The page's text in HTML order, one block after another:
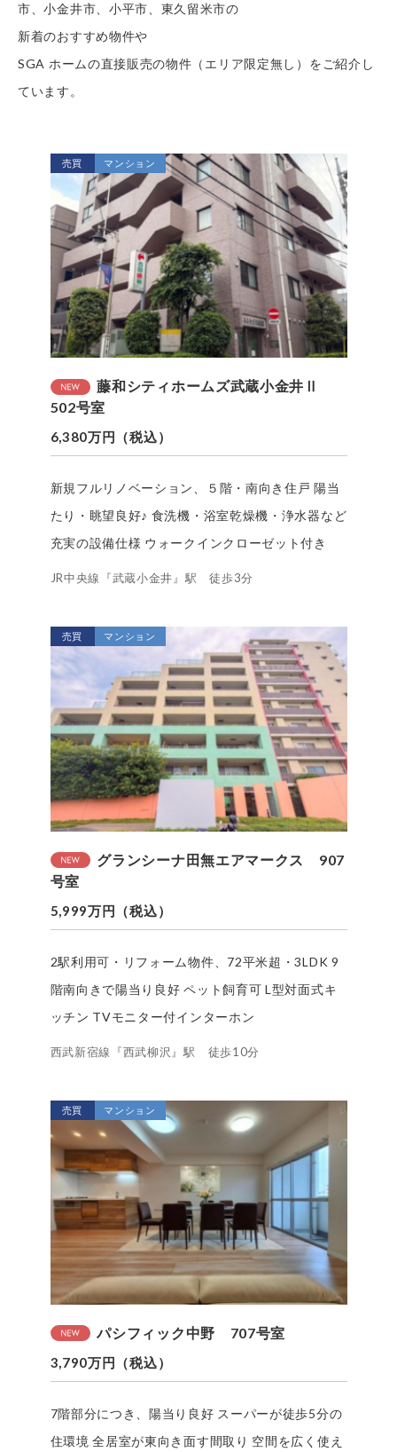
市、小金井市、小平市、東久留米市の
新着のおすすめ物件や
SGA ホームの直接販売の物件（エリア限定無し）をご紹介し
ています。
売買 マンション
藤和シティホームズ武蔵小金井Ⅱ
502号室
6,380万円（税込）
新規フルリノベーション、５階・南向き住戸 陽当
たり・眺望良好♪ 食洗機・浴室乾燥機・浄水器など
充実の設備仕様 ウォークインクローゼット付き
JR中央線『武蔵小金井』駅 徒歩3分
売買 マンション
グランシーナ田無エアマークス 907
号室
5,999万円（税込）
2駅利用可・リフォーム物件、72平米超・3LDK 9
階南向きで陽当り良好 ペット飼育可 L型対面式キ
ッチン TVモニター付インターホン
西武新宿線『西武柳沢』駅 徒歩10分
売買 マンション
パシフィック中野 707号室
3,790万円（税込）
7階部分につき、陽当り良好 スーパーが徒歩5分の
住環境 全居室が東向き面す間取り 空間を広く使え